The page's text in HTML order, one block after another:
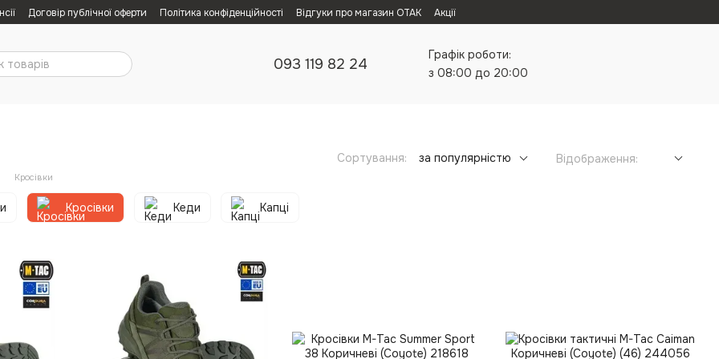
Договір публічної оферти Політика конфіденційності Відгуки про магазин ОТАК Акції
093 119 82 24
Графік роботи:
з 08:00 до 20:00
Кросівки
Сортування: за популярністю Відображення:
Кросівки Кеди Капці